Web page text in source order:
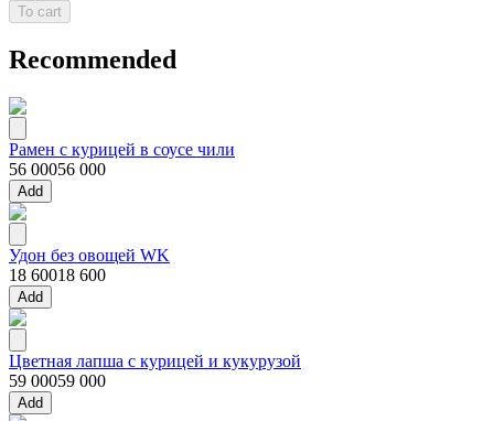
To cart
Recommended
Рамен с курицей в соусе чили
56 00056 000
Add
Удон без овощей WK
18 60018 600
Add
Цветная лапша с курицей и кукурузой
59 00059 000
Add